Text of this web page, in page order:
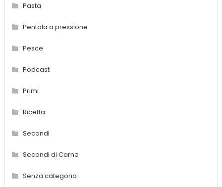
Pasta
Pentola a pressione
Pesce
Podcast
Primi
Ricetta
Secondi
Secondi di Carne
Senza categoria